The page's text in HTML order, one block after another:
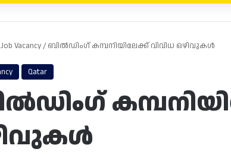
Job Vacancy/ ബിൽഡിംഗ് കമ്പനിയിലേക്ക് വിവിധ ഒഴിവുകൾ
Qatar